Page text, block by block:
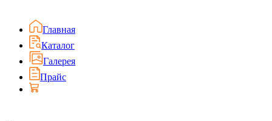
Главная
Каталог
Галерея
Прайс